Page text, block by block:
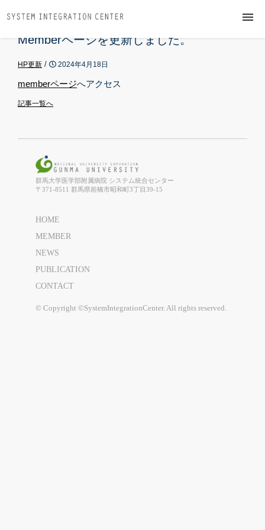
MEMBER
CONTACT
Memberページを更新しました。
HP更新 / 2024年4月18日
memberページへアクセス
記事一覧へ
群馬大学医学部附属病院 システム統合センター
〒371-8511 群馬県前橋市昭和町3丁目39-15
HOME
MEMBER
NEWS
PUBLICATION
CONTACT
© Copyright ©SystemIntegrationCenter. All rights reserved.